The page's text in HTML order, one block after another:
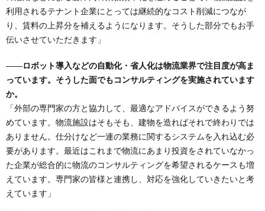
利用されるテナント企業にとっては継続的なコスト削減につなが
り、賃料の上昇分を補えるようになります。そうした部分でもお手
伝いさせていただきます」
――ロボット導入などの自動化・省人化は物流業界で注目度が高ま
っています。そうした面でもコンサルティングを実施されています
か。
「外部の専門家の方と協力して、最適なアドバイスができるよう努
めています。物流施設はそもそも、建物を造ればそれで終わりでは
ありません。仕分けなど一連の業務に関するシステムを入れ込む必
要があります。最近はこれまで物流にあまり投資をされていなかっ
た企業が総合的に物流のコンサルティングを希望されるケースも増
えています。専門家の皆様と連携し、対応を強化していきたいと考
えています」